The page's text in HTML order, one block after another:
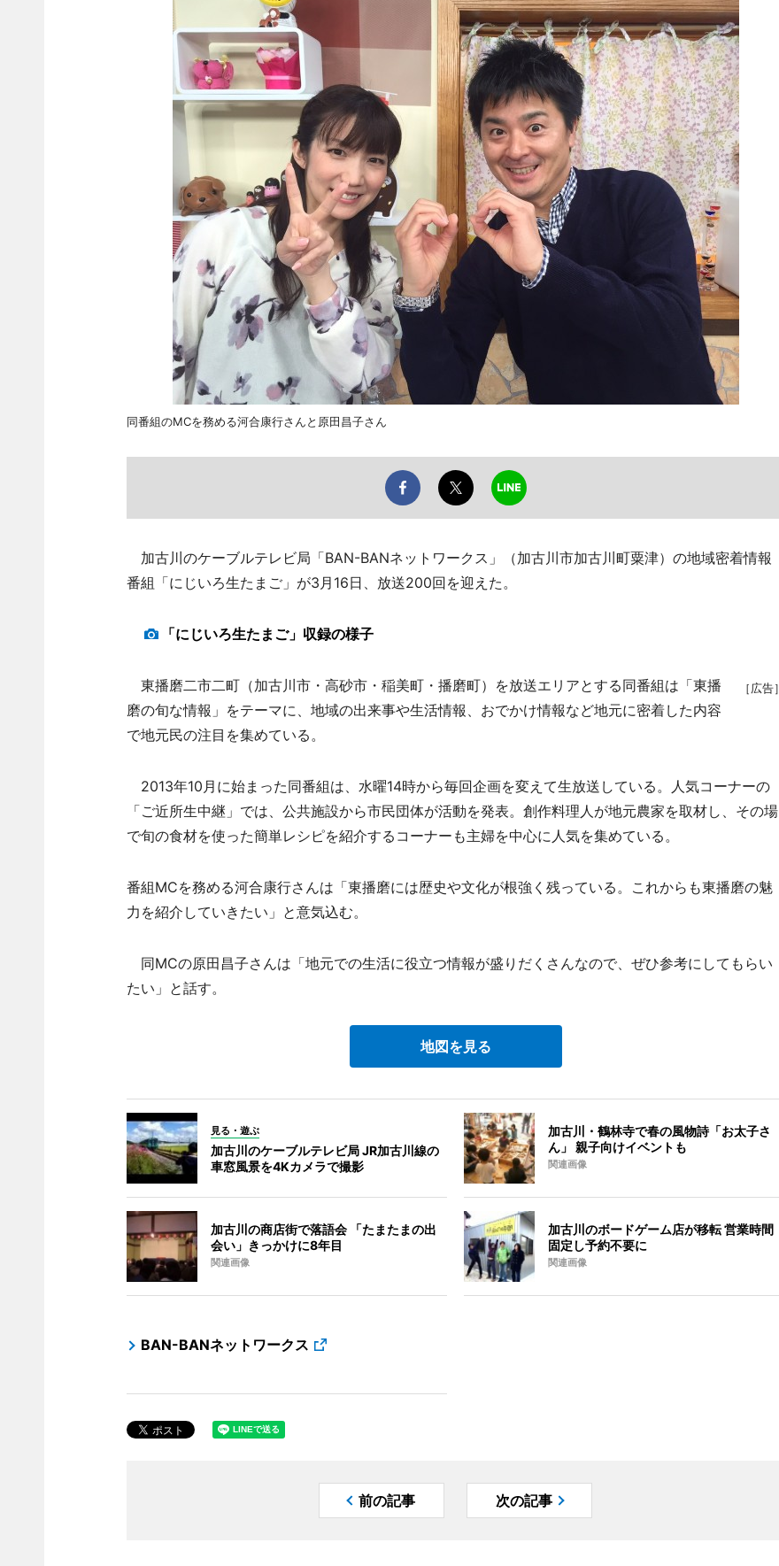
同番組のMCを務める河合康行さんと原田昌子さん
加古川のケーブルテレビ局「BAN-BANネットワークス」（加古川市加古川町粟津）の地域密着情報
番組「にじいろ生たまご」が3月16日、放送200回を迎えた。
「にじいろ生たまご」収録の様子
［広告］
東播磨二市二町（加古川市・高砂市・稲美町・播磨町）を放送エリアとする同番組は「東播
磨の旬な情報」をテーマに、地域の出来事や生活情報、おでかけ情報など地元に密着した内容
で地元民の注目を集めている。
2013年10月に始まった同番組は、水曜14時から毎回企画を変えて生放送している。人気コーナーの
「ご近所生中継」では、公共施設から市民団体が活動を発表。創作料理人が地元農家を取材し、その場
で旬の食材を使った簡単レシピを紹介するコーナーも主婦を中心に人気を集めている。
番組MCを務める河合康行さんは「東播磨には歴史や文化が根強く残っている。これからも東播磨の魅
力を紹介していきたい」と意気込む。
同MCの原田昌子さんは「地元での生活に役立つ情報が盛りだくさんなので、ぜひ参考にしてもらい
たい」と話す。
地図を見る
見る・遊ぶ
加古川のケーブルテレビ局 JR加古川線の
車窓風景を4Kカメラで撮影
加古川・鶴林寺で春の風物詩「お太子さ
ん」 親子向けイベントも
関連画像
加古川の商店街で落語会 「たまたまの出
会い」きっかけに8年目
関連画像
加古川のボードゲーム店が移転 営業時間
固定し予約不要に
関連画像
BAN-BANネットワークス
前の記事 次の記事